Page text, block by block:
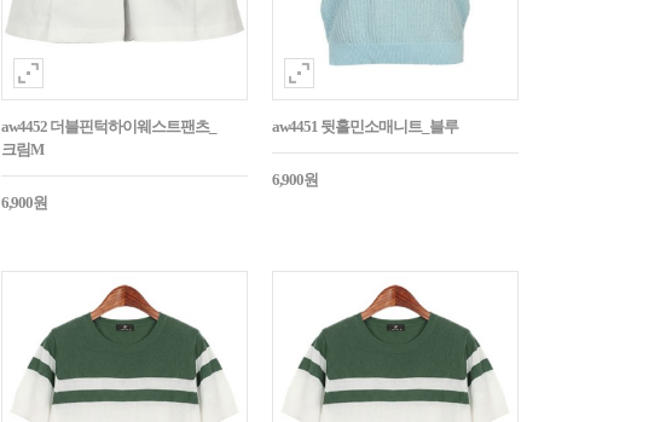
aw4452 더블핀턱하이웨스트팬츠_
크림M
6,900원
aw4451 뒷홀민소매니트_블루
6,900원